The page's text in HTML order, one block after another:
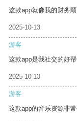
这款app就像我的财务
2025-10-13
游客
这款app是我社交的好
2025-10-13
游客
这款app的音乐资源非